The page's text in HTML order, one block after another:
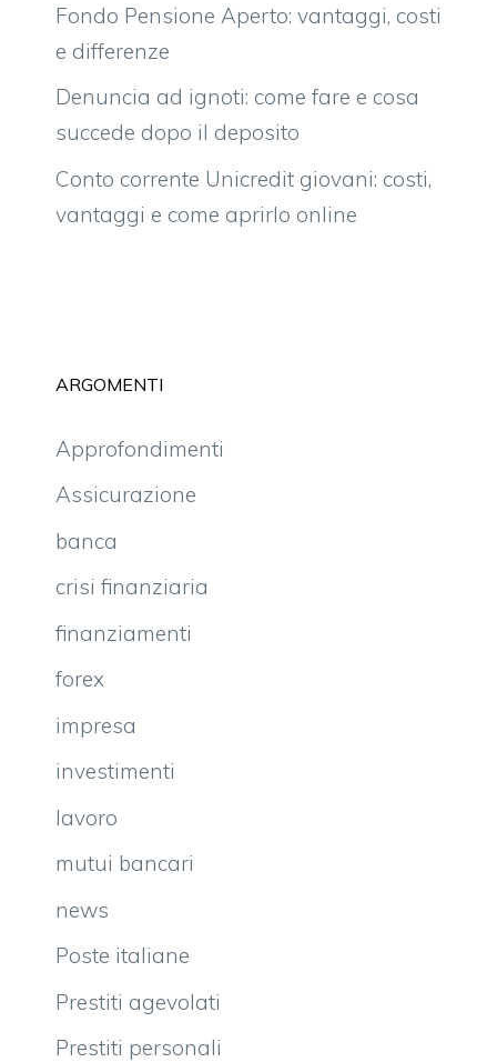
Fondo Pensione Aperto: vantaggi, costi
e differenze
Denuncia ad ignoti: come fare e cosa
succede dopo il deposito
Conto corrente Unicredit giovani: costi,
vantaggi e come aprirlo online
ARGOMENTI
Approfondimenti
Assicurazione
banca
crisi finanziaria
finanziamenti
forex
impresa
investimenti
lavoro
mutui bancari
news
Poste italiane
Prestiti agevolati
Prestiti personali